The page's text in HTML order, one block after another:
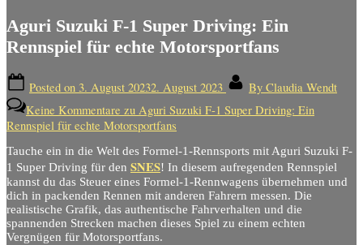
Aguri Suzuki F-1 Super Driving: Ein
Rennspiel für echte Motorsportfans
Posted on 3. August 20232. August 2023 By Claudia Wendt
Keine Kommentare zu Aguri Suzuki F-1 Super Driving: Ein
Rennspiel für echte Motorsportfans
Tauche ein in die Welt des Formel-1-Rennsports mit Aguri Suzuki F-
1 Super Driving für den SNES! In diesem aufregenden Rennspiel
kannst du das Steuer eines Formel-1-Rennwagens übernehmen und
dich in packenden Rennen mit anderen Fahrern messen. Die
realistische Grafik, das authentische Fahrverhalten und die
spannenden Strecken machen dieses Spiel zu einem echten
Vergnügen für Motorsportfans.